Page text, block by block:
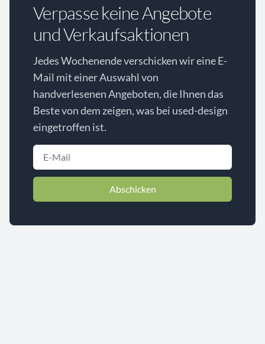
Verpasse keine Angebote
und Verkaufsaktionen
Jedes Wochenende verschicken wir eine E-
Mail mit einer Auswahl von
handverlesenen Angeboten, die Ihnen das
Beste von dem zeigen, was bei used-design
eingetroffen ist.
Abschicken